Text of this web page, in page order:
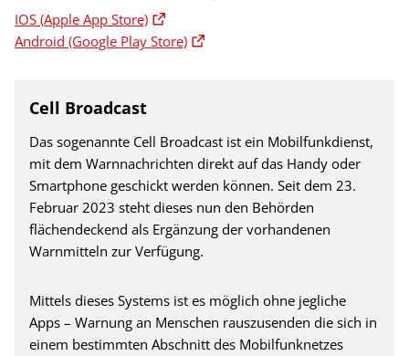
IOS (Apple App Store)
Android (Google Play Store)
Cell Broadcast
Das sogenannte Cell Broadcast ist ein Mobilfunkdienst,
mit dem Warnnachrichten direkt auf das Handy oder
Smartphone geschickt werden können. Seit dem 23.
Februar 2023 steht dieses nun den Behörden
flächendeckend als Ergänzung der vorhandenen
Warnmitteln zur Verfügung.
Mittels dieses Systems ist es möglich ohne jegliche
Apps – Warnung an Menschen rauszusenden die sich in
einem bestimmten Abschnitt des Mobilfunknetzes